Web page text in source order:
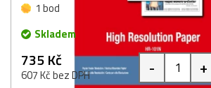
1 bod
Skladem
735 Kč
607 Kč bez DPH - +